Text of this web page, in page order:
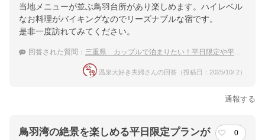
当地メニューが並ぶ鳥羽台所があり楽しめます。ハイレベル
なお料理がバイキングなのでリーズナブルな宿です。
是非一度訪れてみてください。
回答された質問： 三重県 カップルで泊まりたい！平日限定や平日割のあるおすすめ温泉宿
温泉大好き夫婦さんの回答（投稿日：2025/10/ 2）
通報する
鳥羽湾の絶景を楽しめる平日限定プランが
0